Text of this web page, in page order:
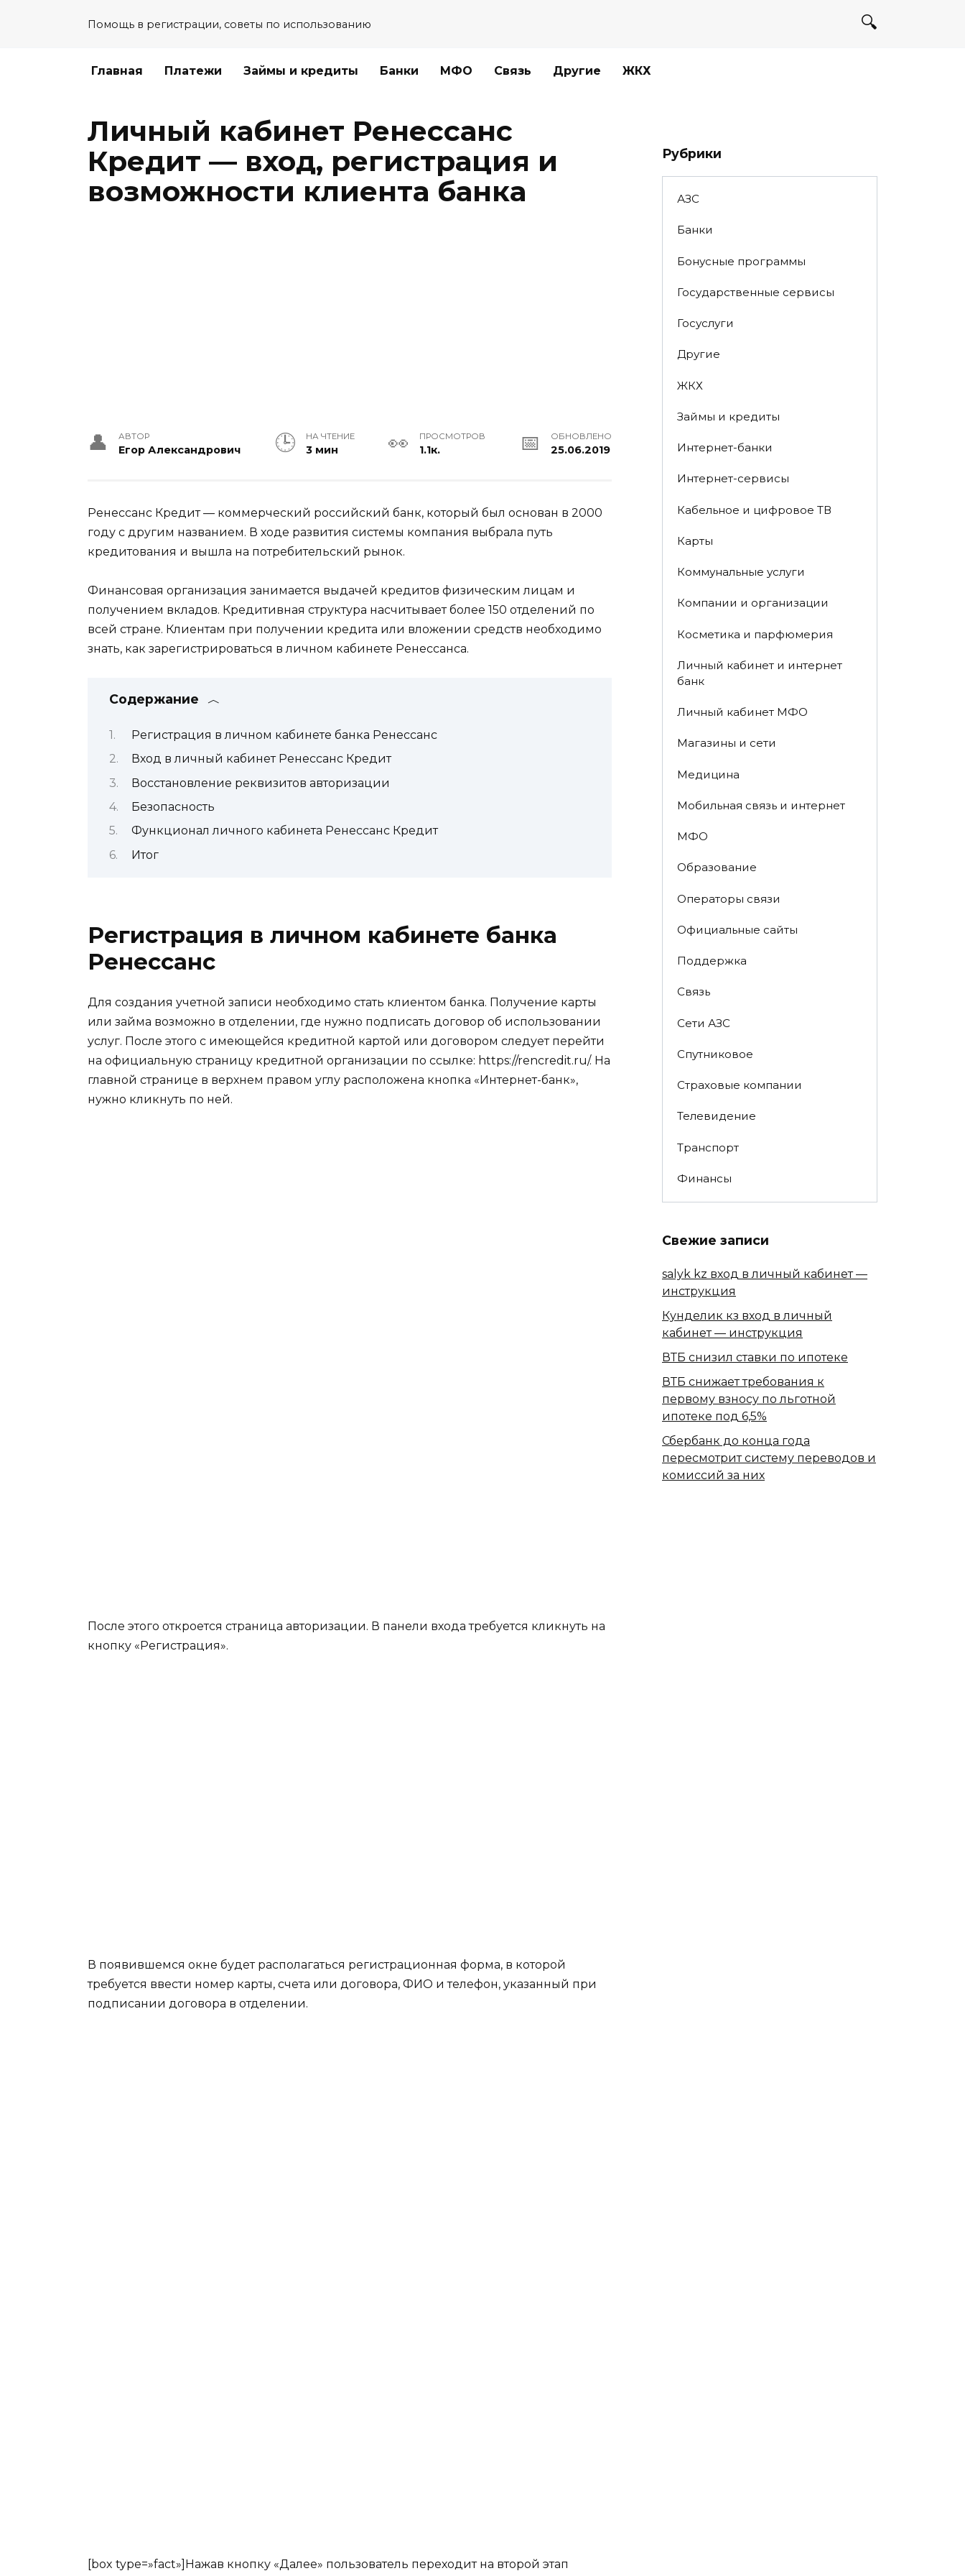
Помощь в регистрации, советы по использованию
Главная Платежи Займы и кредиты Банки МФО Связь Другие ЖКХ
Личный кабинет Ренессанс
Кредит — вход, регистрация и
возможности клиента банка
АВТОР
Егор Александрович
НА ЧТЕНИЕ
3 мин
ПРОСМОТРОВ
1.1к.
ОБНОВЛЕНО
25.06.2019
Ренессанс Кредит — коммерческий российский банк, который был основан в 2000
году с другим названием. В ходе развития системы компания выбрала путь
кредитования и вышла на потребительский рынок.
Финансовая организация занимается выдачей кредитов физическим лицам и
получением вкладов. Кредитивная структура насчитывает более 150 отделений по
всей стране. Клиентам при получении кредита или вложении средств необходимо
знать, как зарегистрироваться в личном кабинете Ренессанса.
Содержание
Регистрация в личном кабинете банка Ренессанс
Вход в личный кабинет Ренессанс Кредит
Восстановление реквизитов авторизации
Безопасность
Функционал личного кабинета Ренессанс Кредит
Итог
Регистрация в личном кабинете банка
Ренессанс
Для создания учетной записи необходимо стать клиентом банка. Получение карты
или займа возможно в отделении, где нужно подписать договор об использовании
услуг. После этого с имеющейся кредитной картой или договором следует перейти
на официальную страницу кредитной организации по ссылке: https://rencredit.ru/. На
главной странице в верхнем правом углу расположена кнопка «Интернет-банк»,
нужно кликнуть по ней.
После этого откроется страница авторизации. В панели входа требуется кликнуть на
кнопку «Регистрация».
В появившемся окне будет располагаться регистрационная форма, в которой
требуется ввести номер карты, счета или договора, ФИО и телефон, указанный при
подписании договора в отделении.
[box type=»fact»]Нажав кнопку «Далее» пользователь переходит на второй этап
Рубрики
АЗС
Банки
Бонусные программы
Государственные сервисы
Госуслуги
Другие
ЖКХ
Займы и кредиты
Интернет-банки
Интернет-сервисы
Кабельное и цифровое ТВ
Карты
Коммунальные услуги
Компании и организации
Косметика и парфюмерия
Личный кабинет и интернет
банк
Личный кабинет МФО
Магазины и сети
Медицина
Мобильная связь и интернет
МФО
Образование
Операторы связи
Официальные сайты
Поддержка
Связь
Сети АЗС
Спутниковое
Страховые компании
Телевидение
Транспорт
Финансы
Свежие записи
salyk kz вход в личный кабинет —
инструкция
Кунделик кз вход в личный
кабинет — инструкция
ВТБ снизил ставки по ипотеке
ВТБ снижает требования к
первому взносу по льготной
ипотеке под 6,5%
Сбербанк​ до конца года
пересмотрит систему переводов и
комиссий за них